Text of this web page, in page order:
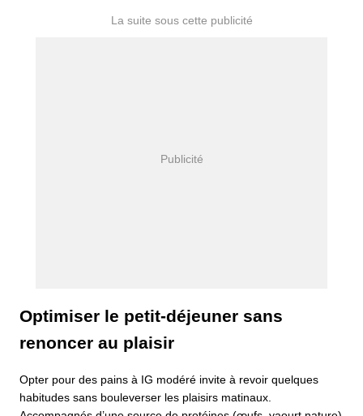
Optimiser le petit-déjeuner sans
renoncer au plaisir
Opter pour des pains à IG modéré invite à revoir quelques
habitudes sans bouleverser les plaisirs matinaux.